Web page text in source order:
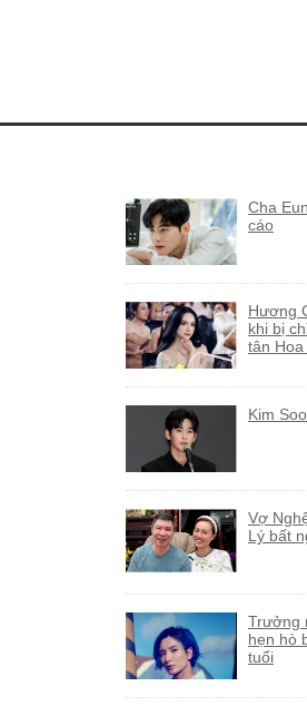
Cha
cáo
Hương
khi bị
tân
Kim
Vợ
Lý bất
Trưởng
hẹn hò
tuổi